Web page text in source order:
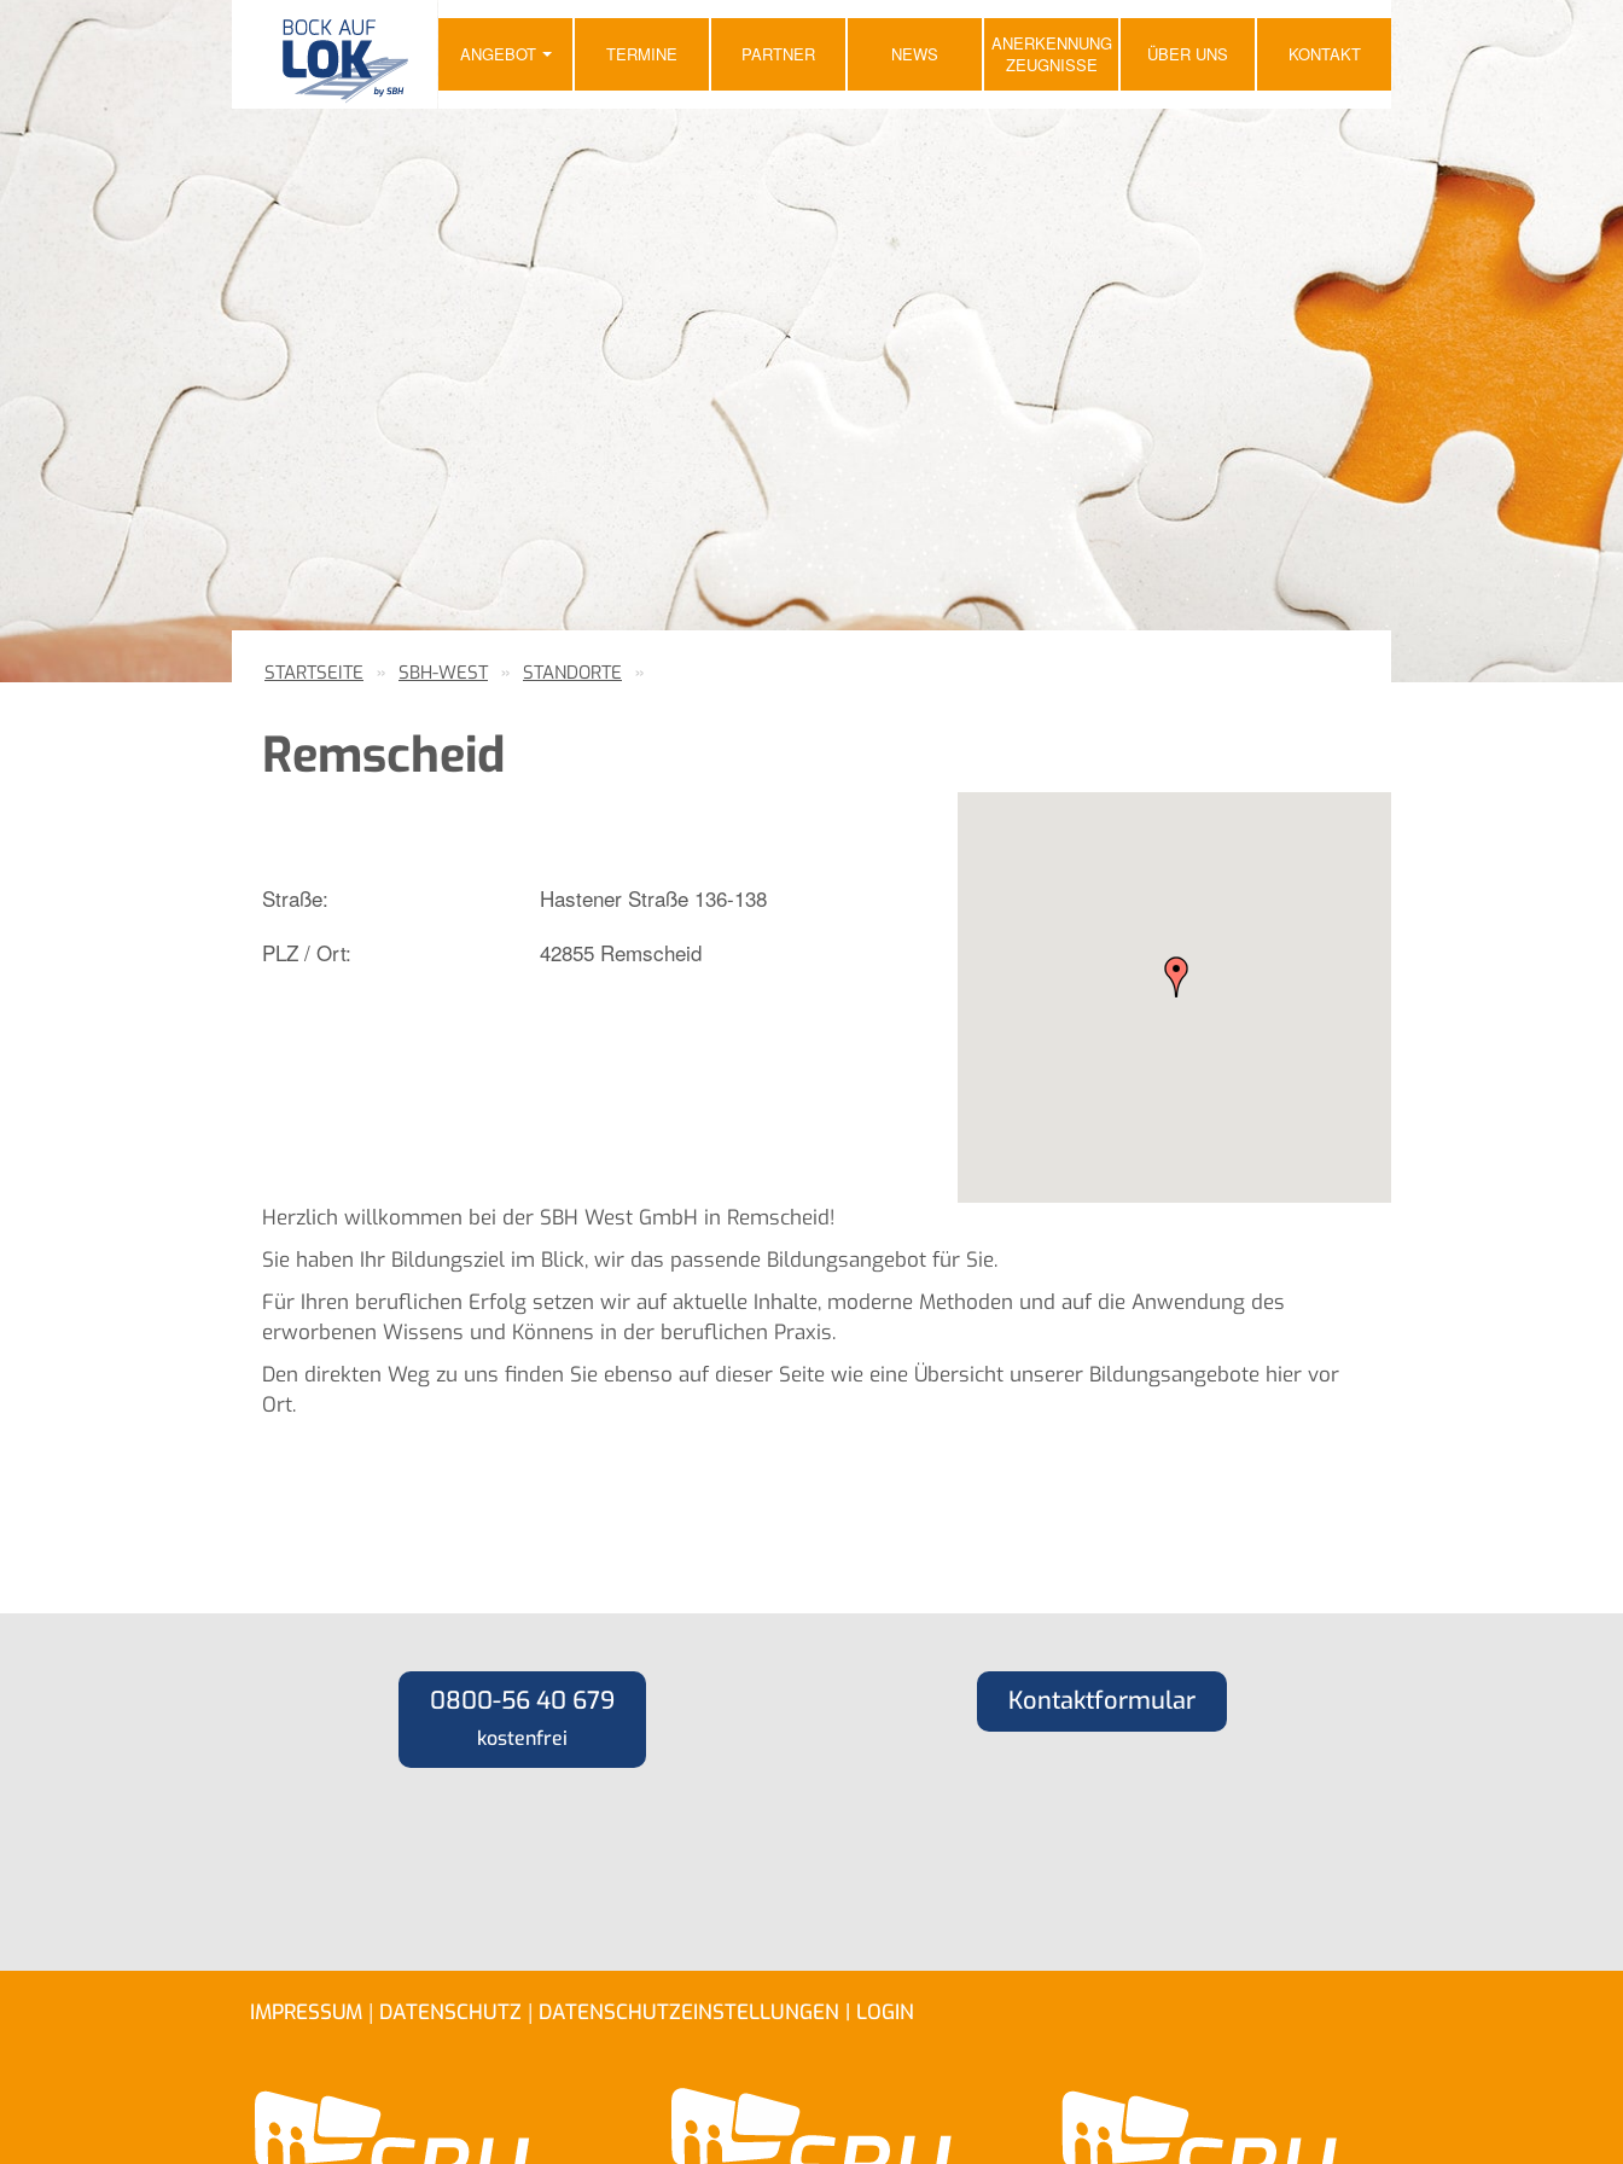
ANGEBOT
NACHSCHULUN
ONLINEKURS
N
TERMINE PARTNER NEWS
ANERKENNUNG
ZEUGNISSE
ÜBER UNS KONTAKT
STARTSEITE SBH-WEST STANDORTE
Remscheid
Straße:
Hastener Straße 136-138
PLZ / Ort:
42855 Remscheid
Herzlich willkommen bei der SBH West GmbH in Remscheid!
Sie haben Ihr Bildungsziel im Blick, wir das passende Bildungsangebot für Sie.
Für Ihren beruflichen Erfolg setzen wir auf aktuelle Inhalte, moderne Methoden und auf die Anwendung des
erworbenen Wissens und Könnens in der beruflichen Praxis.
Den direkten Weg zu uns finden Sie ebenso auf dieser Seite wie eine Übersicht unserer Bildungsangebote hier vor
Ort.
0800-56 40 679
kostenfrei
Kontaktformular
IMPRESSUM | DATENSCHUTZ | DATENSCHUTZEINSTELLUNGEN | LOGIN